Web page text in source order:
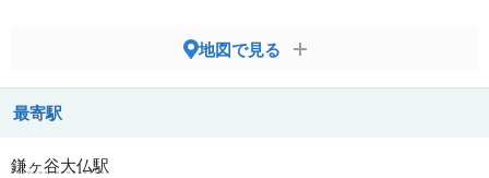
地図で見る
最寄駅
鎌ヶ谷大仏駅